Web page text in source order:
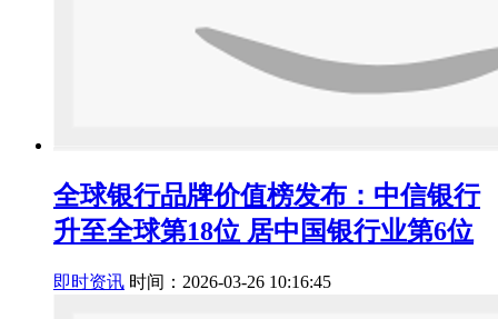
全球银行品牌价值榜发布：中信银行
升至全球第18位 居中国银行业第6位
即时资讯 时间：2026-03-26 10:16:45